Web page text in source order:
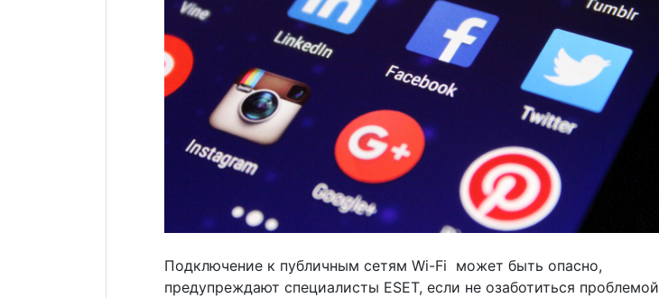
Подключение к публичным сетям Wi-Fi может быть опасно,
предупреждают специалисты ESET, если не озаботиться проблемой